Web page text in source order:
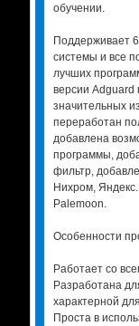
обучении.
Поддерживает
системы и все
лучших
версии Adguard
значительных
переработан
добавлена
программы,
фильтр,
Нихром,
Palemoon.
Особенности
Работает со
Разработана
характерной
Проста в